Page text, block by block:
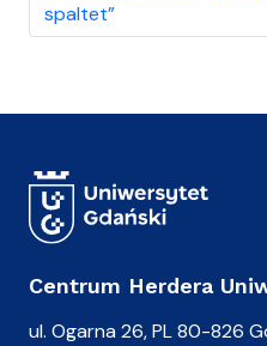
spaltet”
Centrum Herdera
ul. Ogarna 26, PL 80-826